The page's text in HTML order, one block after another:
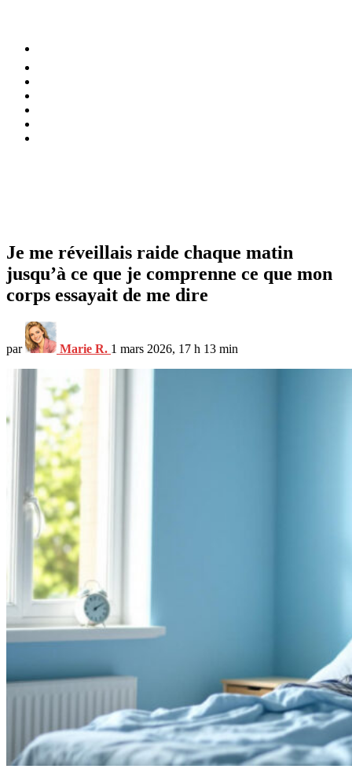
Je me réveillais raide chaque matin
jusqu’à ce que je comprenne ce que mon
corps essayait de me dire
par Marie R. 1 mars 2026, 17 h 13 min